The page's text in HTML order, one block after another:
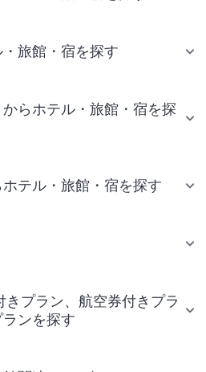
旅館・宿を探す
らホテル・旅館・宿を探
テル・旅館・宿を探す
プラン、航空券付きプラ
ンを探す